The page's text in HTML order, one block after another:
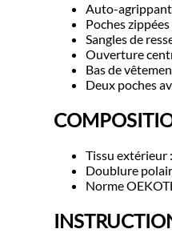
Auto-agrippant
Poches
Sangles de
Ouverture
Bas de
Deux poches
Tissu extérieur
Doublure
Norme